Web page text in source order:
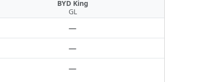
BYD King
GL
—
—
—